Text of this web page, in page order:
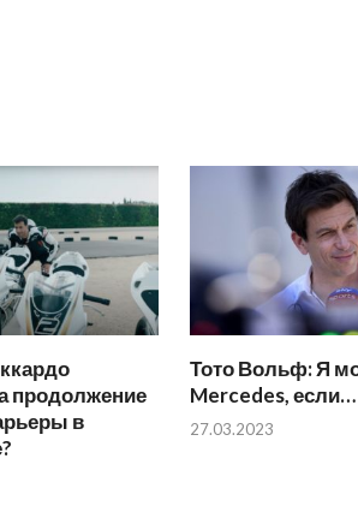
продолжение
в
Тото Вольф: Я
Mercedes, если…
27.03.2023